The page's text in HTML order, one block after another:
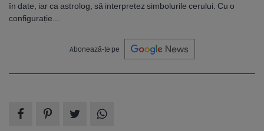
în date, iar ca astrolog, să interpretez simbolurile cerului. Cu o
configurație...
Abonează-te pe